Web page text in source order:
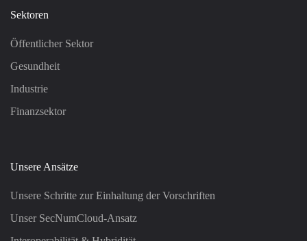
Sektoren
Öffentlicher Sektor
Gesundheit
Industrie
Finanzsektor
Unsere Ansätze
Unsere Schritte zur Einhaltung der Vorschriften
Unser SecNumCloud-Ansatz